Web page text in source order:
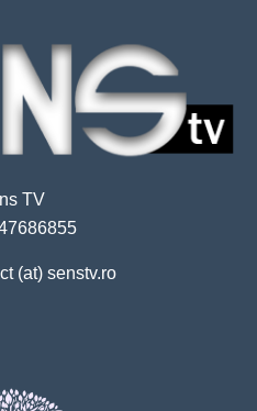
TV
(at) senstv.ro